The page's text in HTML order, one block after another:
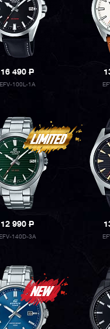
16 490P
EFV-100L-1A
12 990P
EFV-140D-3A